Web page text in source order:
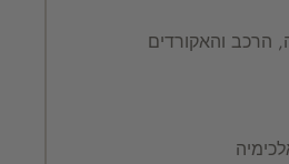
הרכב והאקורדים